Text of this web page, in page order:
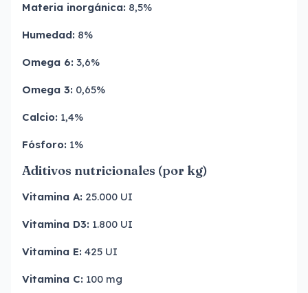
Materia inorgánica: 8,5%
Humedad: 8%
Omega 6: 3,6%
Omega 3: 0,65%
Calcio: 1,4%
Fósforo: 1%
Aditivos nutricionales (por kg)
Vitamina A: 25.000 UI
Vitamina D3: 1.800 UI
Vitamina E: 425 UI
Vitamina C: 100 mg